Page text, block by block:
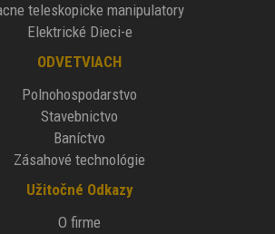
teleskopicke manipulatory
Elektrické Dieci-e
ODVETVIACH
Polnohospodarstvo
Stavebnictvo
Baníctvo
Zásahové technológie
Užitočné Odkazy
O firme